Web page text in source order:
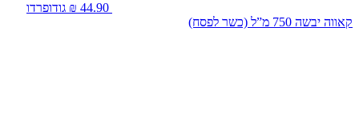
44.90 ₪
גודופרדו
קאווה יבשה 750 מ”ל (כשר לפסח)